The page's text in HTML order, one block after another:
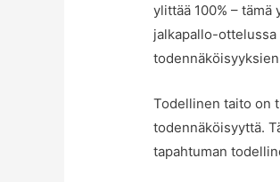
ylittää 100% –
jalkapallo-
Todellinen taito on
todennäköisyyttä.
tapahtuman